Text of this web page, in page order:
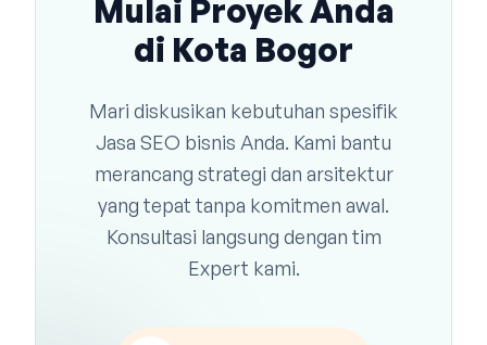
Mulai Proyek Anda
di Kota Bogor
Mari diskusikan kebutuhan spesifik
Jasa SEO bisnis Anda. Kami bantu
merancang strategi dan arsitektur
yang tepat tanpa komitmen awal.
Konsultasi langsung dengan tim
Expert kami.